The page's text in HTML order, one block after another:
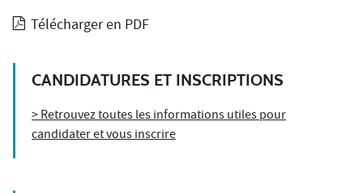
Télécharger en PDF
CANDIDATURES ET INSCRIPTIONS
> Retrouvez toutes les informations utiles pour
candidater et vous inscrire